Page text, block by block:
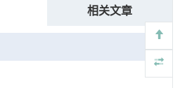
相关文章